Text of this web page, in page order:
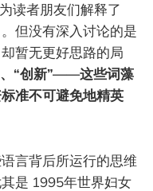
读者朋友们解释了
但没有深入讨论的是
暂无更好思路的局
、“创新”——这些词藻
准不可避免地精英
言背后所运行的思维
是 1995年世界妇女